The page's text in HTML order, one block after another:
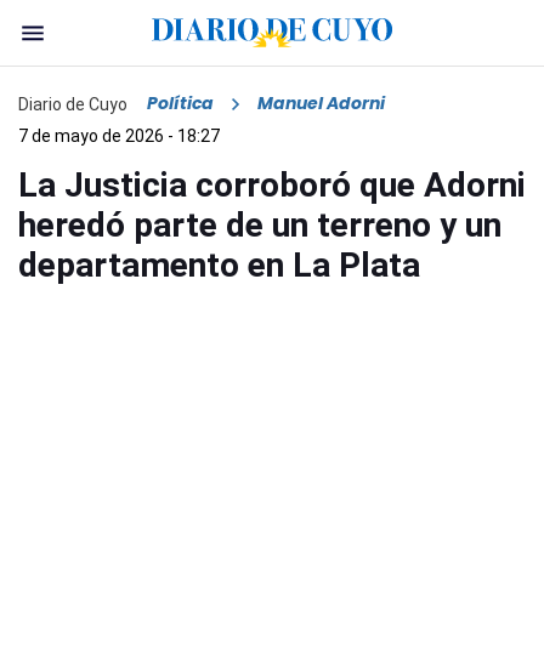
Diario de Cuyo Política Manuel Adorni
7 de mayo de 2026 - 18:27
La Justicia corroboró que Adorni
heredó parte de un terreno y un
departamento en La Plata